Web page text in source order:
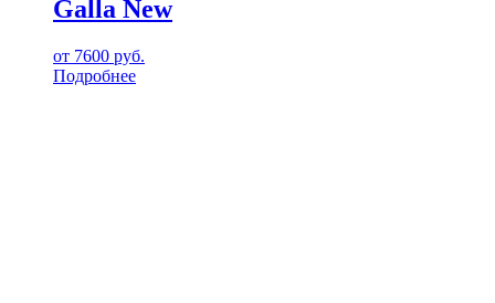
Galla New
от 7600 руб.
Подробнее